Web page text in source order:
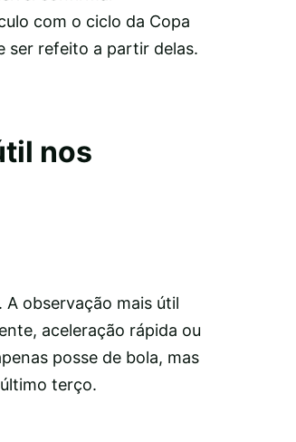
com o ciclo da Copa
ser refeito a partir delas.
nos
observação mais útil
aceleração rápida ou
posse de bola, mas
terço.